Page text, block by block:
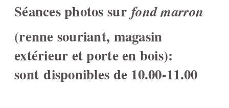
Séances photos surfond marron
(renne souriant, magasin
extérieur et porte en bois):
sont disponibles de 10.00-11.00